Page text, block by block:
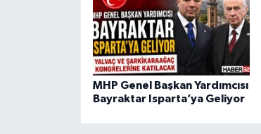
MHP Genel Başkan Yardımcısı
Bayraktar Isparta’ya Geliyor